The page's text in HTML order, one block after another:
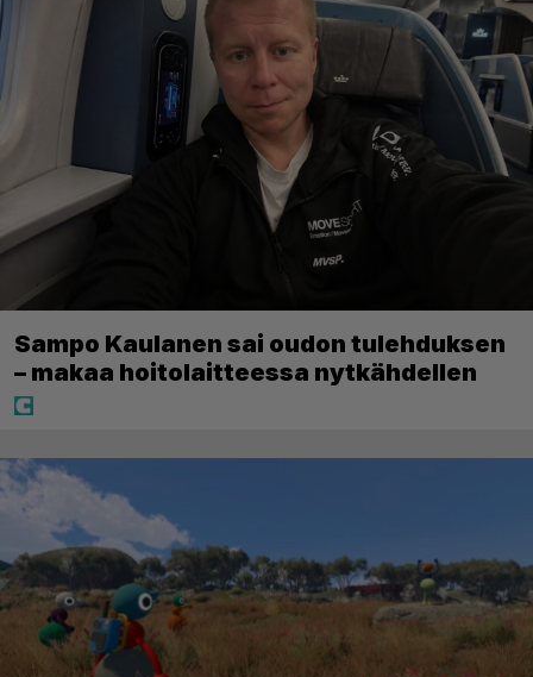
Sampo Kaulanen sai oudon tulehduksen
– makaa hoitolaitteessa nytkähdellen